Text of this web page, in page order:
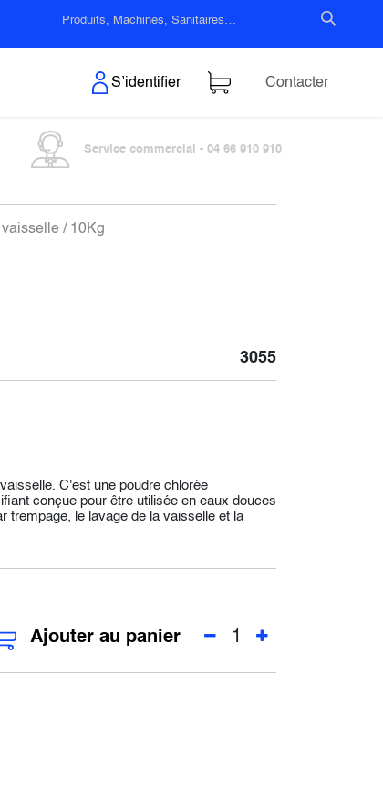
S’identifier Contacter
Service commercial - 04 66 910 910
/ 10Kg
3055
C'est une poudre chlorée
conçue pour être utilisée en eaux douces
trempage, le lavage de la vaisselle et la
Ajouter au panier